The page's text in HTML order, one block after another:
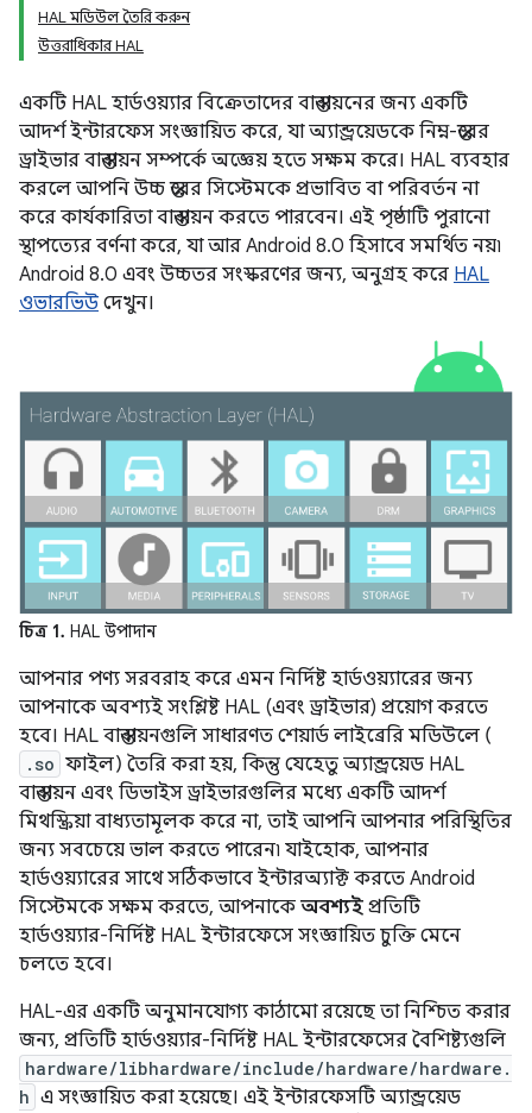
HAL মডিউল তৈরি করুন
উত্তরাধিকার HAL
একটি HAL হার্ডওয়্যার বিক্রেতাদের বাস্তবায়নের জন্য একটি
আদর্শ ইন্টারফেস সংজ্ঞায়িত করে, যা অ্যান্ড্রয়েডকে নিম্ন-স্তরের
ড্রাইভার বাস্তবায়ন সম্পর্কে অজ্ঞেয় হতে সক্ষম করে। HAL ব্যবহার
করলে আপনি উচ্চ স্তরের সিস্টেমকে প্রভাবিত বা পরিবর্তন না
করে কার্যকারিতা বাস্তবায়ন করতে পারবেন। এই পৃষ্ঠাটি পুরানো
স্থাপত্যের বর্ণনা করে, যা আর Android 8.0 হিসাবে সমর্থিত নয়৷
Android 8.0 এবং উচ্চতর সংস্করণের জন্য, অনুগ্রহ করে HAL
ওভারভিউ দেখুন।
চিত্র 1. HAL উপাদান
আপনার পণ্য সরবরাহ করে এমন নির্দিষ্ট হার্ডওয়্যারের জন্য
আপনাকে অবশ্যই সংশ্লিষ্ট HAL (এবং ড্রাইভার) প্রয়োগ করতে
হবে। HAL বাস্তবায়নগুলি সাধারণত শেয়ার্ড লাইব্রেরি মডিউলে (
.so ফাইল) তৈরি করা হয়, কিন্তু যেহেতু অ্যান্ড্রয়েড HAL
বাস্তবায়ন এবং ডিভাইস ড্রাইভারগুলির মধ্যে একটি আদর্শ
মিথস্ক্রিয়া বাধ্যতামূলক করে না, তাই আপনি আপনার পরিস্থিতির
জন্য সবচেয়ে ভাল করতে পারেন৷ যাইহোক, আপনার
হার্ডওয়্যারের সাথে সঠিকভাবে ইন্টারঅ্যাক্ট করতে Android
সিস্টেমকে সক্ষম করতে, আপনাকে অবশ্যই প্রতিটি
হার্ডওয়্যার-নির্দিষ্ট HAL ইন্টারফেসে সংজ্ঞায়িত চুক্তি মেনে
চলতে হবে।
HAL-এর একটি অনুমানযোগ্য কাঠামো রয়েছে তা নিশ্চিত করার
জন্য, প্রতিটি হার্ডওয়্যার-নির্দিষ্ট HAL ইন্টারফেসের বৈশিষ্ট্যগুলি
hardware/libhardware/include/hardware/hardware.
h এ সংজ্ঞায়িত করা হয়েছে। এই ইন্টারফেসটি অ্যান্ড্রয়েড